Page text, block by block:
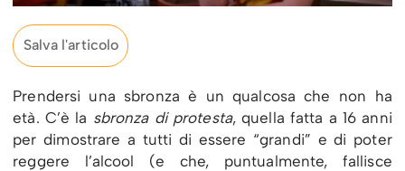
Salva l'articolo
Prendersi una sbronza è un qualcosa che non ha
età. C’è la sbronza di protesta, quella fatta a 16 anni
per dimostrare a tutti di essere “grandi” e di poter
reggere l’alcool (e che, puntualmente, fallisce